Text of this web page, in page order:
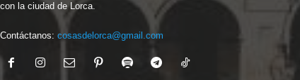
con la ciudad de Lorca.
Contáctanos: cosasdelorca@gmail.com